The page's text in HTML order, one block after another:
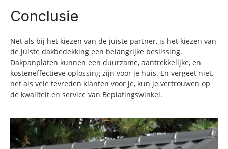
Conclusie
Net als bij het kiezen van de juiste partner, is het kiezen van
de juiste dakbedekking een belangrijke beslissing.
Dakpanplaten kunnen een duurzame, aantrekkelijke, en
kosteneffectieve oplossing zijn voor je huis. En vergeet niet,
net als vele tevreden klanten voor je, kun je vertrouwen op
de kwaliteit en service van Beplatingswinkel.